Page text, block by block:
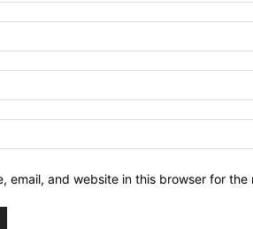
email, and website in this browser for